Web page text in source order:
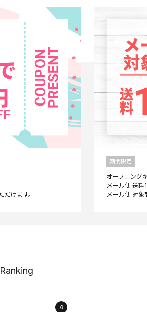
期間限定
オープニング
メール便 送料
Ranking
4